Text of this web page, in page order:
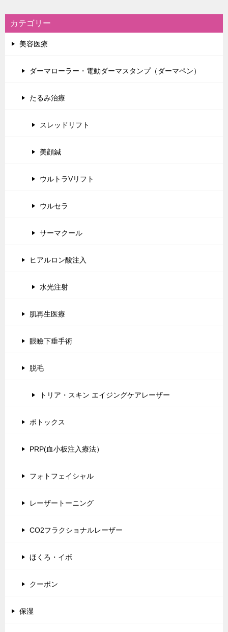
カテゴリー
美容医療
ダーマローラー・電動ダーマスタンプ（ダーマペン）
たるみ治療
スレッドリフト
美顔鍼
ウルトラVリフト
ウルセラ
サーマクール
ヒアルロン酸注入
水光注射
肌再生医療
眼瞼下垂手術
脱毛
トリア・スキン エイジングケアレーザー
ボトックス
PRP(血小板注入療法）
フォトフェイシャル
レーザートーニング
CO2フラクショナルレーザー
ほくろ・イボ
クーポン
保湿